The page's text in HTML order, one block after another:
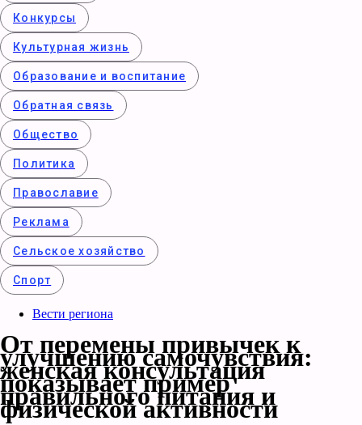
Конкурcы
Культурная жизнь
Образование и воспитание
Обратная связь
Общество
Политика
Православие
Реклама
Сельское хозяйство
Спорт
Вести региона
От перемены привычек к
улучшению самочувствия:
женская консультация
показывает пример
правильного питания и
физической активности